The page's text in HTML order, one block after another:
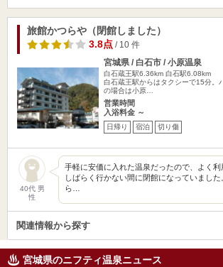
旅館かつらや（閉館しました）
3.8点/ 10 件
宮城県 / 白石市 / 小原温泉
白石蔵王駅6.36km 白石駅6.08km
白石蔵王駅からはタクシーで15分。
の場合は小原…
営業時間
入浴料金 ～
日帰り 宿泊 切り傷
40代 男
性
手軽に安価に入れた温泉だったので、よく利
しばらく行かない間に閉館になっていまし
ら…
関連情報から探す
宮城県のニフティ温泉ニュース